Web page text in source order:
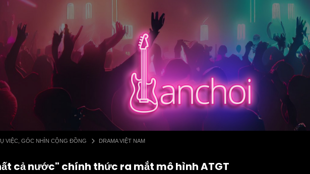
VIỆC, GÓC NHÌN CỘNG ĐỒNG DRAMA VIỆT NAM
cả nước" chính thức ra mắt mô hình ATGT